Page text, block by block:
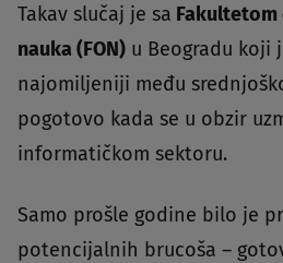
Takav slučaj je sa
nauka (FON) u Beogradu koji
najomiljeniji među
pogotovo kada se u obzir
informatičkom sektoru.
Samo prošle godine bilo je
potencijalnih brucoša –